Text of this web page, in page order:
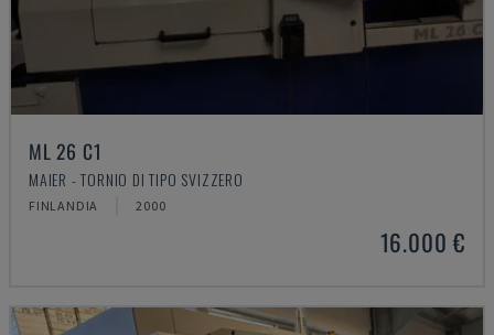
ML 26 C1
MAIER - TORNIO DI TIPO SVIZZERO
FINLANDIA 2000
16.000 €